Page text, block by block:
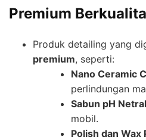
Premium
Produk detailing yang
premium, seperti:
Nano Ceramic
perlindungan
Sabun pH Netral
mobil.
Polish dan Wax